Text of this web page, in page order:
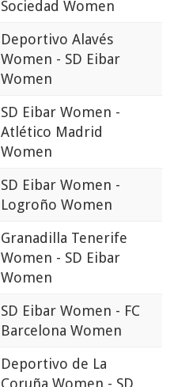
Sociedad Women
Deportivo Alavés
Women - SD Eibar
Women
SD Eibar Women -
Atlético Madrid
Women
SD Eibar Women -
Logroño Women
Granadilla Tenerife
Women - SD Eibar
Women
SD Eibar Women - FC
Barcelona Women
Deportivo de La
Coruña Women - SD